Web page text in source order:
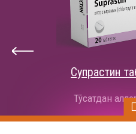
Супрастин
Тўсатдан